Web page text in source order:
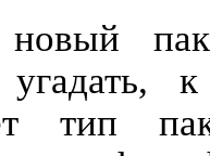
угадать,
тип